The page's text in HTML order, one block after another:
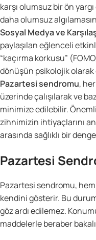
karşı olumsuz bir ön
daha olumsuz
Sosyal Medya ve
paylaşılan eğlenceli
“kaçırma korkusu”
dönüşün psikolojik olarak
Pazartesi sendromu,
üzerinde çalışılarak ve
minimize edilebilir.
zihnimizin ihtiyaçlarını
arasında sağlıklı bir
Pazartesi
Pazartesi sendromu,
kendini gösterir. Bu
göz ardı edilemez.
maddelerle beraber